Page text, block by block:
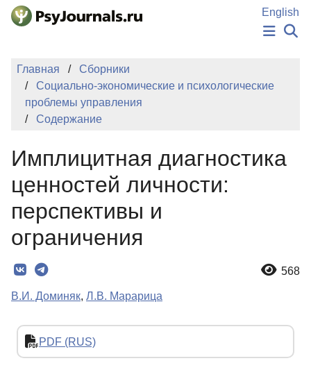
Перейти к основному содержанию
English
НОВОСТИ
Регистрация
Вход
Главная
Сборники
Социально-экономические и психологические
проблемы управления
Содержание
Имплицитная диагностика
ценностей личности:
перспективы и
ограничения
568
В.И. Доминяк, Л.В. Марарица
PDF (RUS)